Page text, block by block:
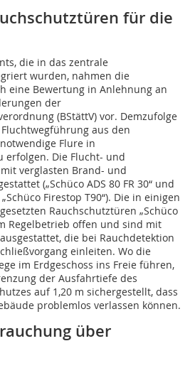
für die
die in das zentrale
wurden, nahmen die
eine Bewertung in Anlehnung an
der
(BStättV) vor. Demzufolge
aus den
Flure in
erfolgen. Die Flucht- und
verglasten Brand- und
(„Schüco ADS 80 FR 30“ und
„Schüco Firestop T90“). Die in einigen
Rauchschutztüren „Schüco
Regelbetrieb offen und sind mit
die bei Rauchdetektion
einleiten. Wo die
im Erdgeschoss ins Freie führen,
der Ausfahrtiefe des
auf 1,20 m sichergestellt, dass
problemlos verlassen können.
über